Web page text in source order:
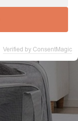
Verified by ConsentMagic